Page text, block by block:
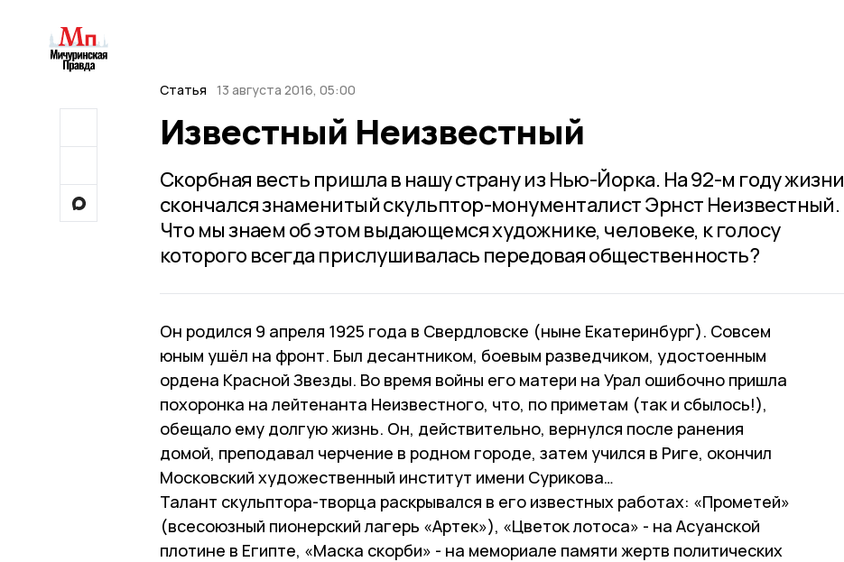
Статья 13 августа 2016, 05:00
Известный Неизвестный
Скорбная весть пришла в нашу страну из Нью-Йорка. На 92-м году жизни
скончался знаменитый скульптор-монументалист Эрнст Неизвестный.
Что мы знаем об этом выдающемся художнике, человеке, к голосу
которого всегда прислушивалась передовая общественность?
Он родился 9 апреля 1925 года в Свердловске (ныне Екатеринбург). Совсем
юным ушёл на фронт. Был десантником, боевым разведчиком, удостоенным
ордена Красной Звезды. Во время войны его матери на Урал ошибочно пришла
похоронка на лейтенанта Неизвестного, что, по приметам (так и сбылось!),
обещало ему долгую жизнь. Он, действительно, вернулся после ранения
домой, преподавал черчение в родном городе, затем учился в Риге, окончил
Московский художественный институт имени Сурикова…
Талант скульптора-творца раскрывался в его известных работах: «Прометей»
(всесоюзный пионерский лагерь «Артек»), «Цветок лотоса» - на Асуанской
плотине в Египте, «Маска скорби» - на мемориале памяти жертв политических